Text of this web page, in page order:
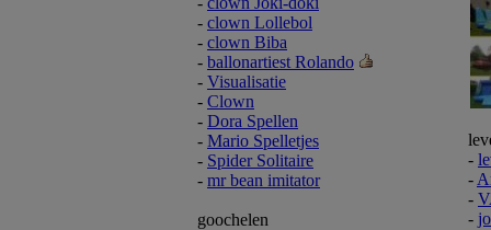
- clown Lollebol
- clown Biba
- ballonartiest Rolando
- Visualisatie
- Clown
- Dora Spellen
- Mario Spelletjes
- Spider Solitaire
- mr bean imitator
goochelen
-
-
-
-